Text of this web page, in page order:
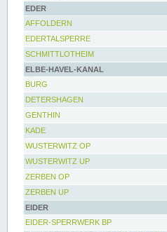
EDER
AFFOLDERN
EDERTALSPERRE
SCHMITTLOTHEIM
ELBE-HAVEL-KANAL
BURG
DETERSHAGEN
GENTHIN
KADE
WUSTERWITZ OP
WUSTERWITZ UP
ZERBEN OP
ZERBEN UP
EIDER
EIDER-SPERRWERK BP